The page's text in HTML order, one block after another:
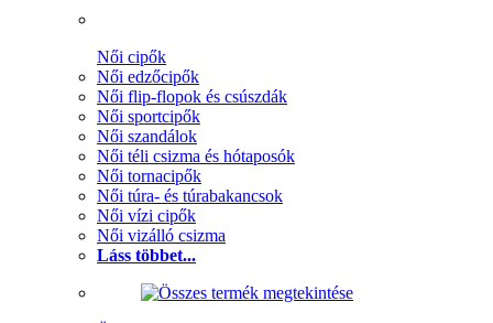
Női cipők
Női edzőcipők
Női flip-flopok és csúszdák
Női sportcipők
Női szandálok
Női téli csizma és hótaposók
Női tornacipők
Női túra- és túrabakancsok
Női vízi cipők
Női vizálló csizma
Láss többet...